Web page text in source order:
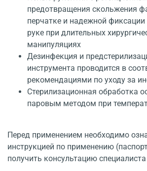
предотвращения скольжения
перчатке и надежной фиксации
руке при длительных
манипуляциях
Дезинфекция и
инструмента проводится в
рекомендациями по уходу за
Стерилизационная обработка
паровым методом при
Перед применением необходимо
инструкцией по применению
получить консультацию специалиста